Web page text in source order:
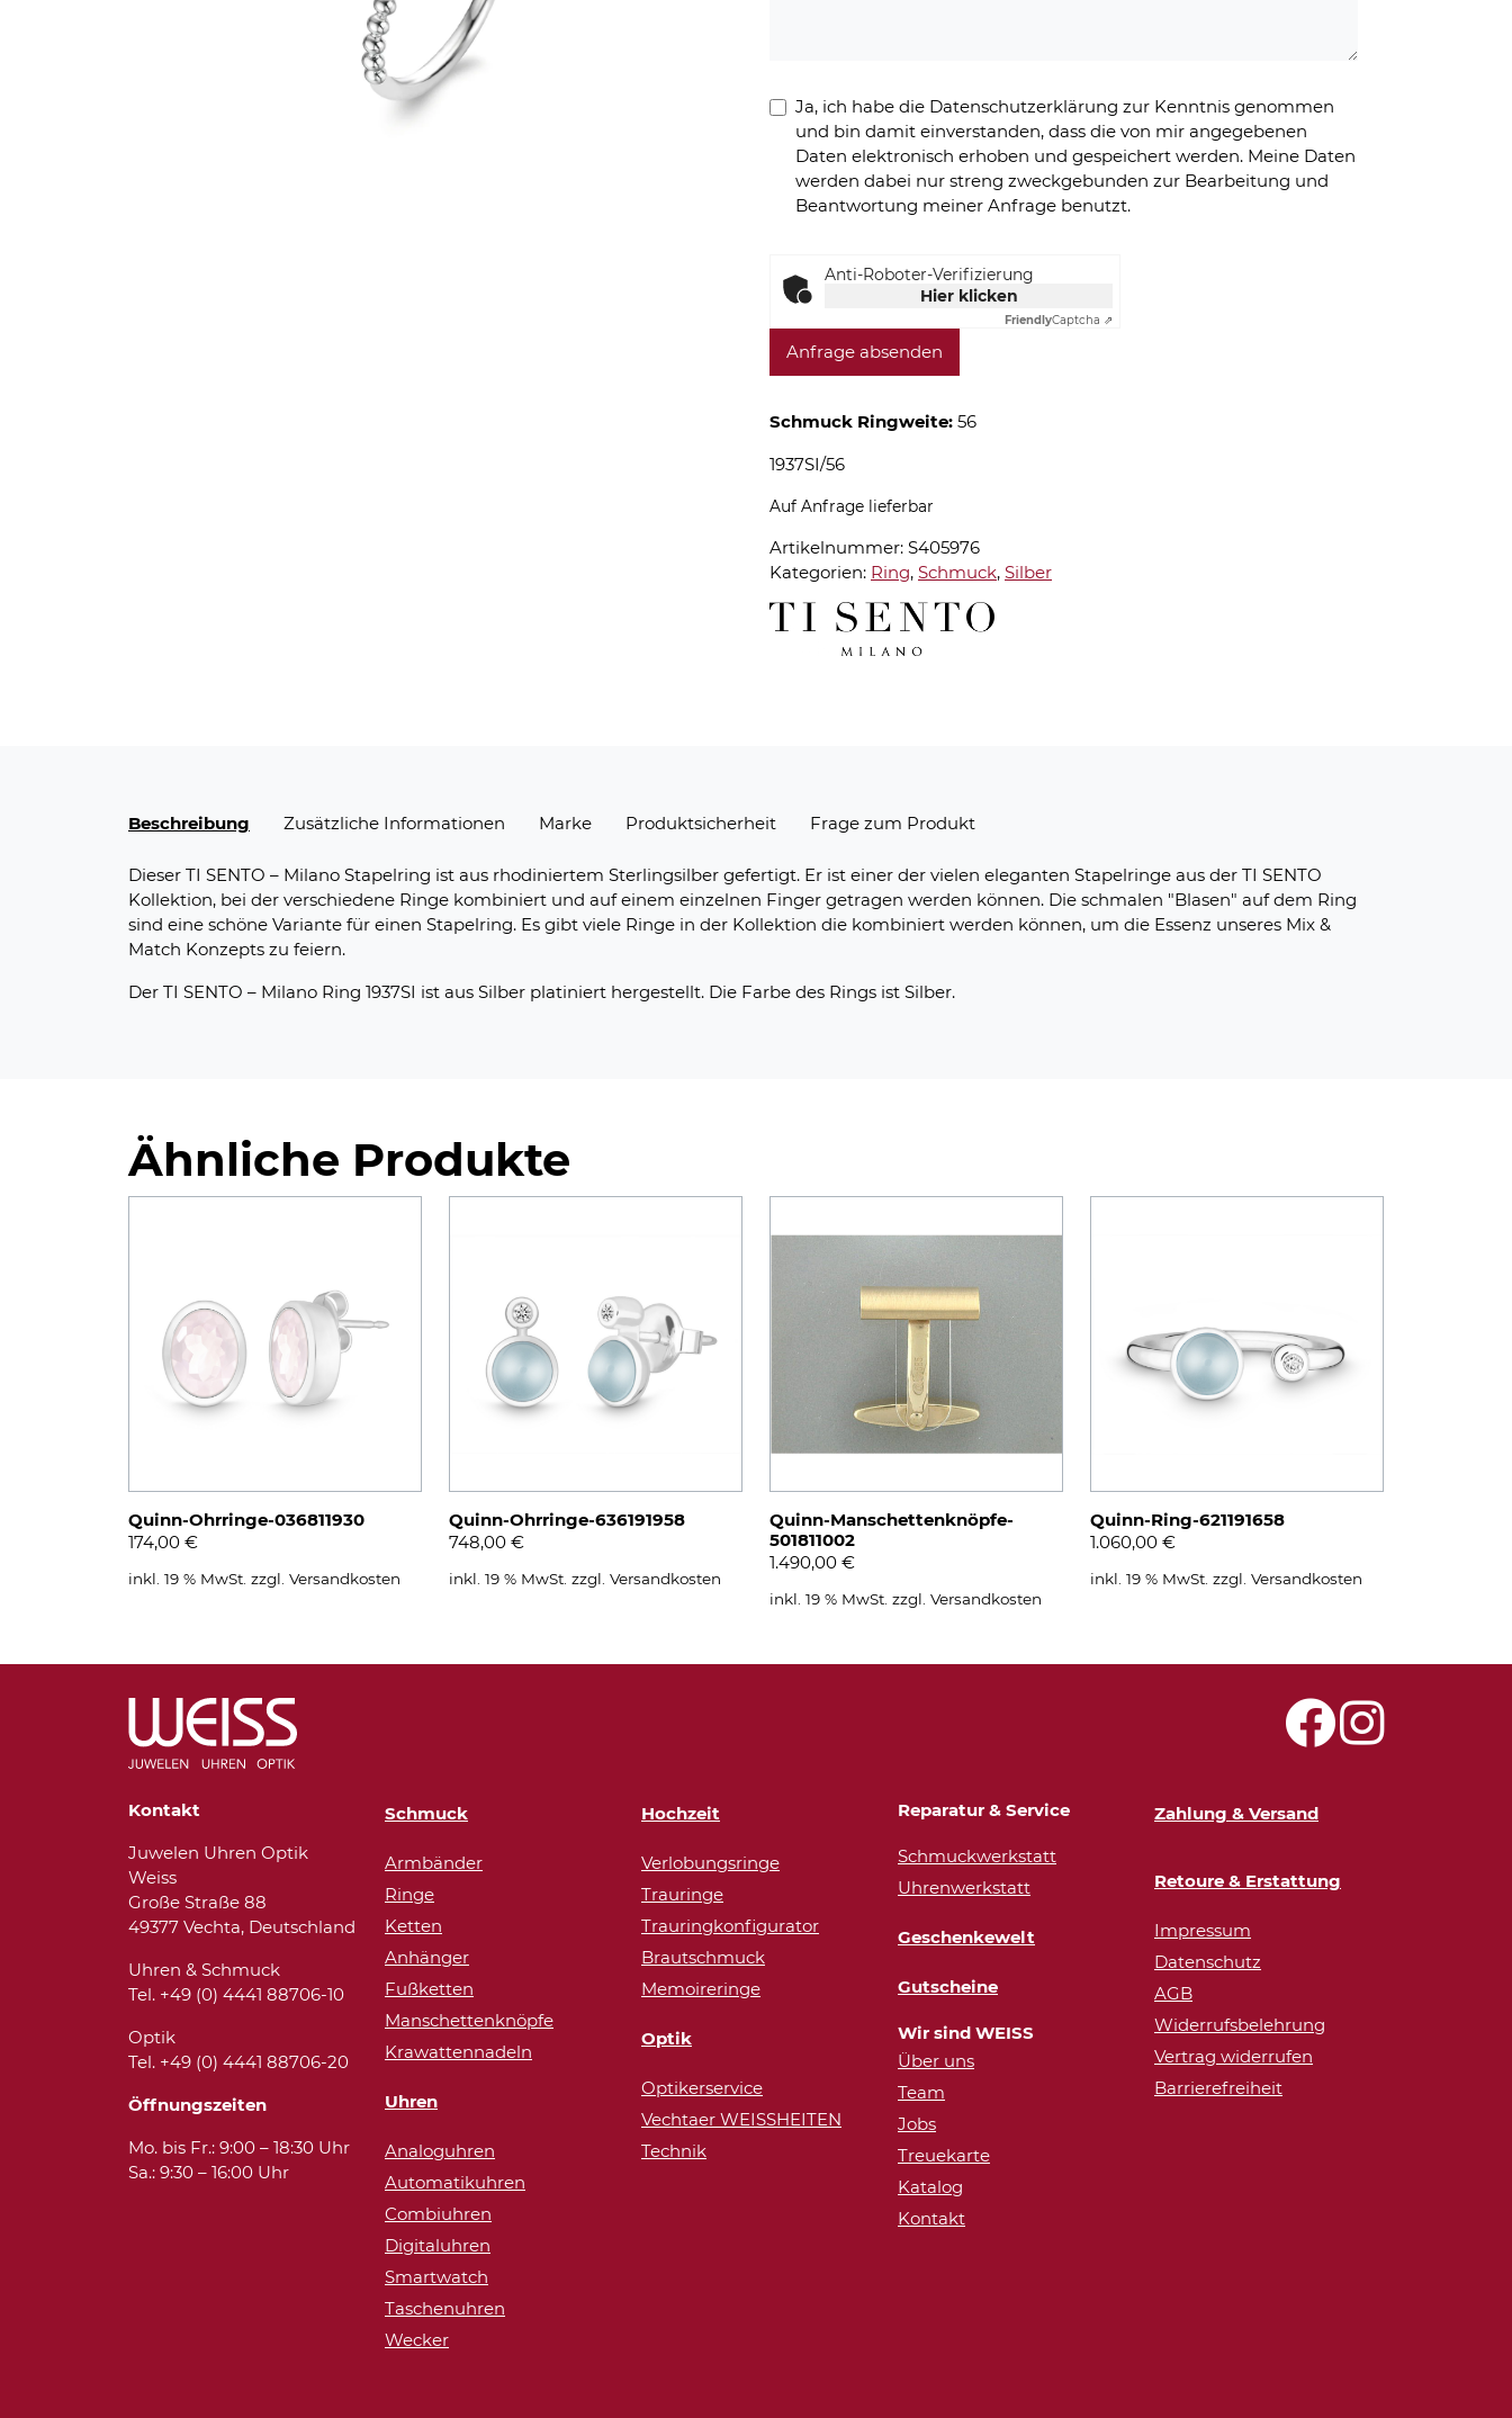
Ja, ich habe die Datenschutzerklärung zur Kenntnis genommen
und bin damit einverstanden, dass die von mir angegebenen
Daten elektronisch erhoben und gespeichert werden. Meine Daten
werden dabei nur streng zweckgebunden zur Bearbeitung und
Beantwortung meiner Anfrage benutzt.
Anti-Roboter-Verifizierung
Hier klicken
FriendlyCaptcha ⇗
Anfrage absenden
Schmuck Ringweite: 56
1937SI/56
Auf Anfrage lieferbar
Artikelnummer: S405976
Kategorien: Ring, Schmuck, Silber
Beschreibung Zusätzliche Informationen Marke Produktsicherheit Frage zum Produkt
Dieser TI SENTO – Milano Stapelring ist aus rhodiniertem Sterlingsilber gefertigt. Er ist einer der vielen eleganten Stapelringe aus der TI SENTO
Kollektion, bei der verschiedene Ringe kombiniert und auf einem einzelnen Finger getragen werden können. Die schmalen "Blasen" auf dem Ring
sind eine schöne Variante für einen Stapelring. Es gibt viele Ringe in der Kollektion die kombiniert werden können, um die Essenz unseres Mix &
Match Konzepts zu feiern.
Der TI SENTO – Milano Ring 1937SI ist aus Silber platiniert hergestellt. Die Farbe des Rings ist Silber.
Ähnliche Produkte
Quinn-Ohrringe-036811930
174,00 €
inkl. 19 % MwSt. zzgl. Versandkosten
Quinn-Ohrringe-636191958
748,00 €
inkl. 19 % MwSt. zzgl. Versandkosten
Quinn-Manschettenknöpfe-
501811002
1.490,00 €
inkl. 19 % MwSt. zzgl. Versandkosten
Quinn-Ring-621191658
1.060,00 €
inkl. 19 % MwSt. zzgl. Versandkosten
Kontakt
Juwelen Uhren Optik
Weiss
Große Straße 88
49377 Vechta, Deutschland
Uhren & Schmuck
Tel. +49 (0) 4441 88706-10
Optik
Tel. +49 (0) 4441 88706-20
Öffnungszeiten
Mo. bis Fr.: 9:00 – 18:30 Uhr
Sa.: 9:30 – 16:00 Uhr
Schmuck
Armbänder
Ringe
Ketten
Anhänger
Fußketten
Manschettenknöpfe
Krawattennadeln
Uhren
Analoguhren
Automatikuhren
Combiuhren
Digitaluhren
Smartwatch
Taschenuhren
Wecker
Hochzeit
Verlobungsringe
Trauringe
Trauringkonfigurator
Brautschmuck
Memoireringe
Optik
Optikerservice
Vechtaer WEISSHEITEN
Technik
Reparatur & Service
Schmuckwerkstatt
Uhrenwerkstatt
Geschenkewelt
Gutscheine
Wir sind WEISS
Über uns
Team
Jobs
Treuekarte
Katalog
Kontakt
Zahlung & Versand
Retoure & Erstattung
Impressum
Datenschutz
AGB
Widerrufsbelehrung
Vertrag widerrufen
Barrierefreiheit